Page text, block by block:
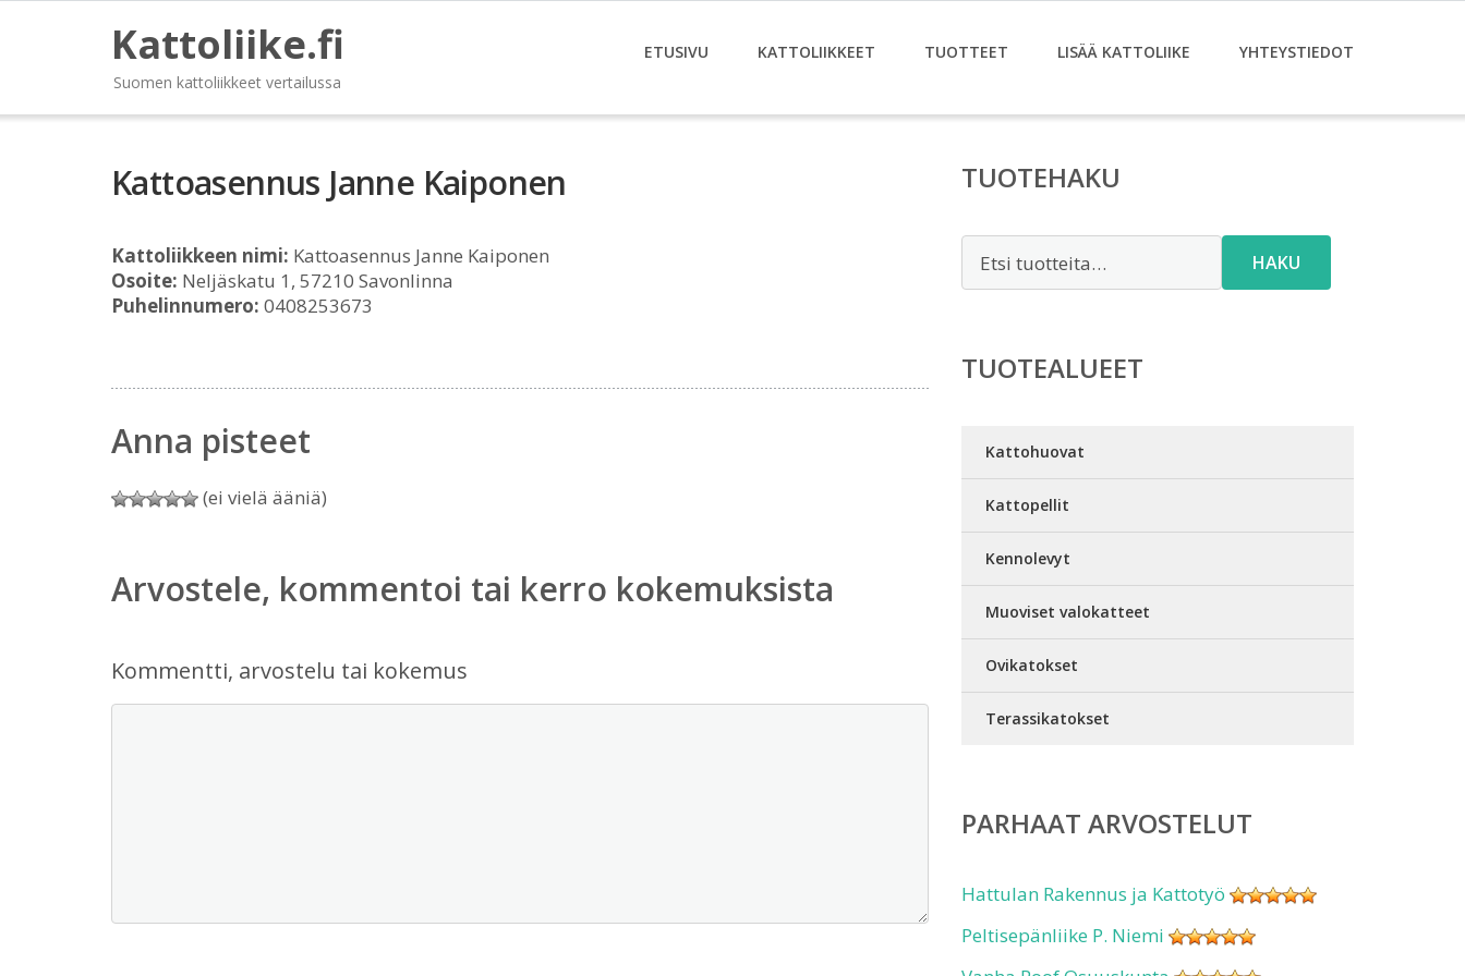
Kattoliike.fi
Suomen kattoliikkeet vertailussa
ETUSIVU KATTOLIIKKEET TUOTTEET LISÄÄ KATTOLIIKE YHTEYSTIEDOT
Kattoasennus Janne Kaiponen
Kattoliikkeen nimi: Kattoasennus Janne Kaiponen
Osoite: Neljäskatu 1, 57210 Savonlinna
Puhelinnumero: 0408253673
Anna pisteet
(ei vielä ääniä)
Arvostele, kommentoi tai kerro kokemuksista
Kommentti, arvostelu tai kokemus
TUOTEHAKU
HAKU
TUOTEALUEET
Kattohuovat
Kattopellit
Kennolevyt
Muoviset valokatteet
Ovikatokset
Terassikatokset
PARHAAT ARVOSTELUT
Hattulan Rakennus ja Kattotyö
Peltisepänliike P. Niemi